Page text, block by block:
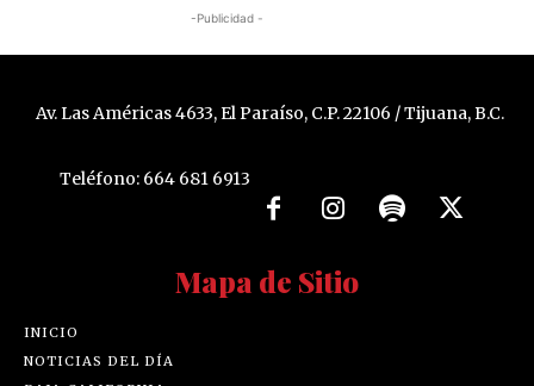
-Publicidad -
Av. Las Américas 4633, El Paraíso, C.P. 22106 / Tijuana, B.C.
Teléfono: 664 681 6913
Mapa de Sitio
INICIO
NOTICIAS DEL DÍA